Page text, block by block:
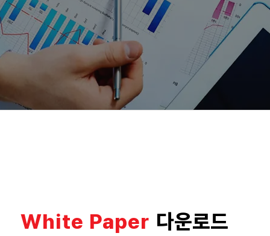
White Paper 다운로드